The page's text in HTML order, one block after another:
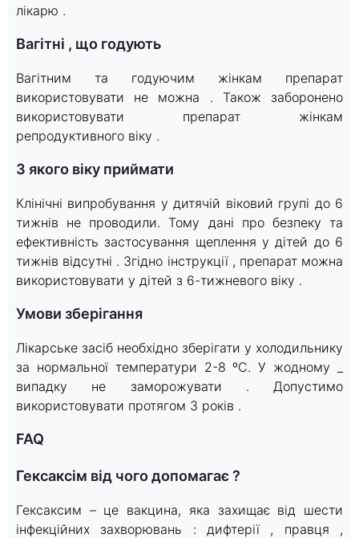
лікарю .
Вагітні , що годують
Вагітним та годуючим жінкам препарат
використовувати не можна . Також заборонено
використовувати препарат жінкам
репродуктивного віку .
З якого віку приймати
Клінічні випробування у дитячій віковий групі до 6
тижнів не проводили. Тому дані про безпеку та
ефективність застосування щеплення у дітей до 6
тижнів відсутні . Згідно інструкції , препарат можна
використовувати у дітей з 6-тижневого віку .
Умови зберігання
Лікарське засіб необхідно зберігати у холодильнику
за нормальної температури 2-8 ºС. У жодному _
випадку не заморожувати . Допустимо
використовувати протягом 3 років .
FAQ
Гексаксім від чого допомагає ?
Гексаксим – це вакцина, яка захищає від шести
інфекційних захворювань : дифтерії , правця ,